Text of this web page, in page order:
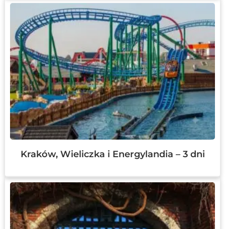
Kraków, Wieliczka i Energylandia – 3 dni